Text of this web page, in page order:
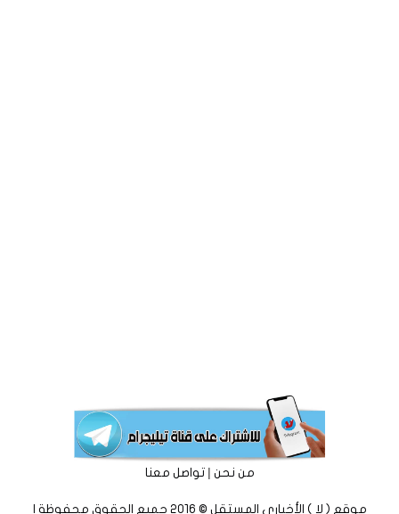
من نحن|تواصل معنا
موقع ( لا ) الأخباري المستقل © 2016 جميع الحقوق محفوظة |